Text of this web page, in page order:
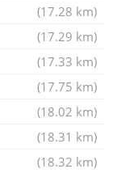
(17.28 km)
(17.29 km)
(17.33 km)
(17.75 km)
(18.02 km)
(18.31 km)
(18.32 km)